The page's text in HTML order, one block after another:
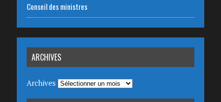
Conseil des ministres
ARCHIVES
Archives